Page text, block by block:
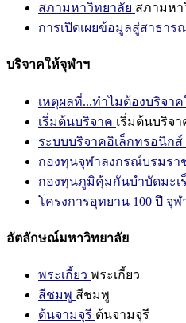
สภามหาวิทยาลัย สภามหา
การเปิดเผยข้อมูลสู่สาธาร
บริจาคให้จุฬาฯ
เหตุผลที่...ทำไมต้องบริจา
เริ่มต้นบริจาค เริ่มต้นบริจา
ระบบบริจาคอิเล็กทรอนิกส์
กองทุนจุฬาลงกรณ์บรมรา
กองทุนภูมิคุ้มกันบำบัดมะเ
โครงการอุทยาน 100 ปี จุ
อัตลักษณ์มหาวิทยาลัย
พระเกี้ยว พระเกี้ยว
สีชมพู สีชมพู
ต้นจามจุรี ต้นจามจุรี